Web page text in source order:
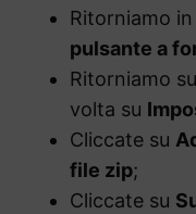
Ritorniamo in
pulsante a
Ritorniamo su
volta su
Cliccate su
file zip;
Cliccate su